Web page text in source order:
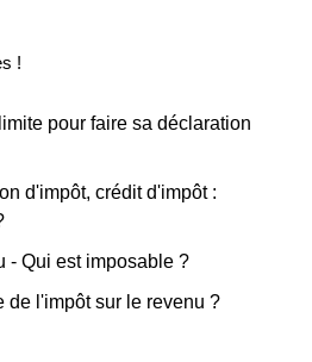
!
pour faire sa déclaration
d'impôt, crédit d'impôt :
- Qui est imposable ?
de l'impôt sur le revenu ?